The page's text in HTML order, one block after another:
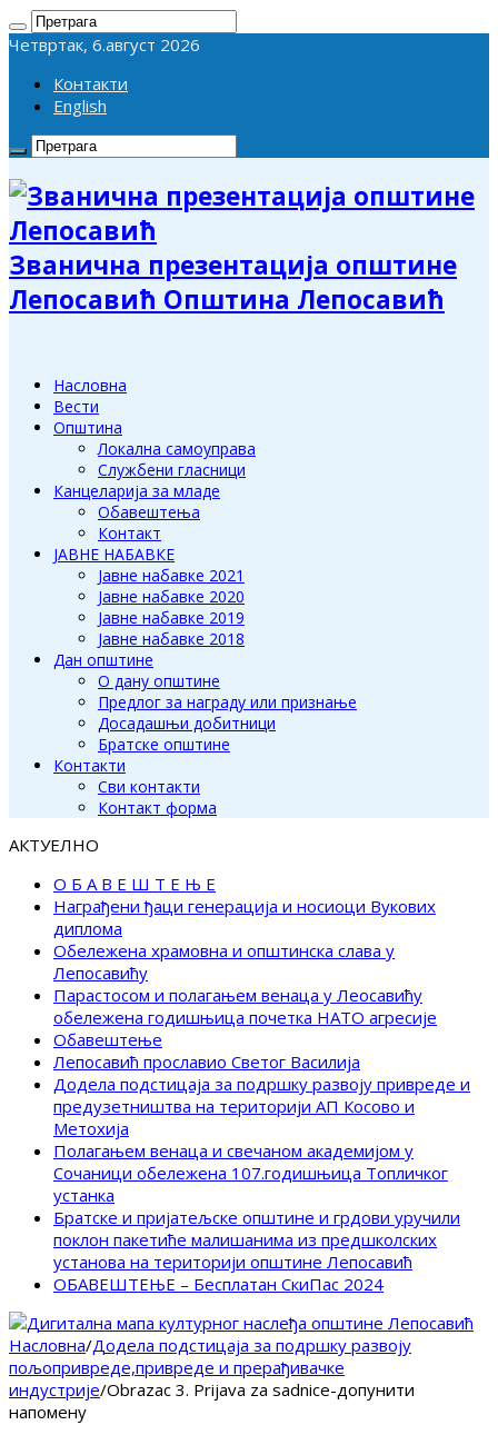
Четвртак, 6.август 2026
Контакти
English
Званична презентација општине
Лепосавић Општина Лепосавић
Насловна
Вести
Општина
Локална самоуправа
Службени гласници
Канцеларија за младе
Обавештења
Контакт
ЈАВНЕ НАБАВКЕ
Јавне набавке 2021
Јавне набавке 2020
Јавне набавке 2019
Јавне набавке 2018
Дан општине
О дану општине
Предлог за награду или признање
Досадашњи добитници
Братске општине
Контакти
Сви контакти
Контакт форма
АКТУЕЛНО
О Б А В Е Ш Т Е Њ Е
Награђени ђаци генерација и носиоци Вукових
диплома
Обележена храмовна и општинска слава у
Лепосавићу
Парастосом и полагањем венаца у Леосавићу
обележена годишњица почетка НАТО агресије
Обавештење
Лепосавић прославио Светог Василија
Додела подстицаја за подршку развоју привреде и
предузетништва на територији АП Косово и
Метохија
Полагањем венаца и свечаном академијом у
Сочаници обележена 107.годишњица Топличког
устанка
Братске и пријатељске општине и грдови уручили
поклон пакетиће малишанима из предшколских
установа на територији општине Лепосавић
ОБАВЕШТЕЊЕ – Бесплатан СкиПас 2024
Насловна/Додела подстицаја за подршку развоју
пољопривреде,привреде и прерађивачке
индустрије/Obrazac 3. Prijava za sadnice-допунити
напомену